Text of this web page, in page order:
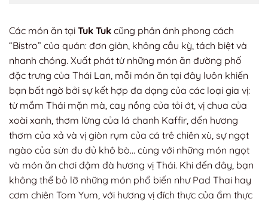
Các món ăn tại Tuk Tuk cũng phản ánh phong cách
“Bistro” của quán: đơn giản, không cầu kỳ, tách biệt và
nhanh chóng. Xuất phát từ những món ăn đường phố
đặc trưng của Thái Lan, mỗi món ăn tại đây luôn khiến
bạn bất ngờ bởi sự kết hợp đa dạng của các loại gia vị:
từ mắm Thái mặn mà, cay nồng của tỏi ớt, vị chua của
xoài xanh, thơm lừng của lá chanh Kaffir, đến hương
thơm của xả và vị giòn rụm của cá trê chiên xù, sự ngọt
ngào của sừn đu đủ khô bò… cùng với những món ngọt
và món ăn chơi đậm đà hương vị Thái. Khi đến đây, bạn
không thể bỏ lỡ những món phổ biến như Pad Thai hay
cơm chiên Tom Yum, với hương vị đích thực của ẩm thực